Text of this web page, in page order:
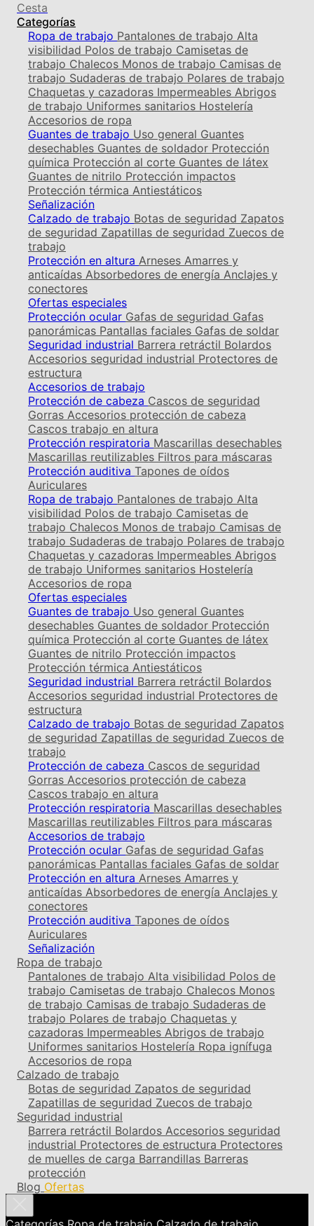
Cesta
Categorías
Ropa de trabajo Pantalones de trabajo Alta
visibilidad Polos de trabajo Camisetas de
trabajo Chalecos Monos de trabajo Camisas de
trabajo Sudaderas de trabajo Polares de trabajo
Chaquetas y cazadoras Impermeables Abrigos
de trabajo Uniformes sanitarios Hostelería
Accesorios de ropa
Guantes de trabajo Uso general Guantes
desechables Guantes de soldador Protección
química Protección al corte Guantes de látex
Guantes de nitrilo Protección impactos
Protección térmica Antiestáticos
Señalización
Calzado de trabajo Botas de seguridad Zapatos
de seguridad Zapatillas de seguridad Zuecos de
trabajo
Protección en altura Arneses Amarres y
anticaídas Absorbedores de energía Anclajes y
conectores
Ofertas especiales
Protección ocular Gafas de seguridad Gafas
panorámicas Pantallas faciales Gafas de soldar
Seguridad industrial Barrera retráctil Bolardos
Accesorios seguridad industrial Protectores de
estructura
Accesorios de trabajo
Protección de cabeza Cascos de seguridad
Gorras Accesorios protección de cabeza
Cascos trabajo en altura
Protección respiratoria Mascarillas desechables
Mascarillas reutilizables Filtros para máscaras
Protección auditiva Tapones de oídos
Auriculares
Ropa de trabajo Pantalones de trabajo Alta
visibilidad Polos de trabajo Camisetas de
trabajo Chalecos Monos de trabajo Camisas de
trabajo Sudaderas de trabajo Polares de trabajo
Chaquetas y cazadoras Impermeables Abrigos
de trabajo Uniformes sanitarios Hostelería
Accesorios de ropa
Ofertas especiales
Guantes de trabajo Uso general Guantes
desechables Guantes de soldador Protección
química Protección al corte Guantes de látex
Guantes de nitrilo Protección impactos
Protección térmica Antiestáticos
Seguridad industrial Barrera retráctil Bolardos
Accesorios seguridad industrial Protectores de
estructura
Calzado de trabajo Botas de seguridad Zapatos
de seguridad Zapatillas de seguridad Zuecos de
trabajo
Protección de cabeza Cascos de seguridad
Gorras Accesorios protección de cabeza
Cascos trabajo en altura
Protección respiratoria Mascarillas desechables
Mascarillas reutilizables Filtros para máscaras
Accesorios de trabajo
Protección ocular Gafas de seguridad Gafas
panorámicas Pantallas faciales Gafas de soldar
Protección en altura Arneses Amarres y
anticaídas Absorbedores de energía Anclajes y
conectores
Protección auditiva Tapones de oídos
Auriculares
Señalización
Ropa de trabajo
Pantalones de trabajo Alta visibilidad Polos de
trabajo Camisetas de trabajo Chalecos Monos
de trabajo Camisas de trabajo Sudaderas de
trabajo Polares de trabajo Chaquetas y
cazadoras Impermeables Abrigos de trabajo
Uniformes sanitarios Hostelería Ropa ignífuga
Accesorios de ropa
Calzado de trabajo
Botas de seguridad Zapatos de seguridad
Zapatillas de seguridad Zuecos de trabajo
Seguridad industrial
Barrera retráctil Bolardos Accesorios seguridad
industrial Protectores de estructura Protectores
de muelles de carga Barrandillas Barreras
protección
Blog Ofertas